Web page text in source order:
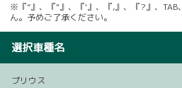
※『”』、『"』、『'』、『,』、『?』、TAB
ん。予めご了承ください。
選択車種名
プリウス